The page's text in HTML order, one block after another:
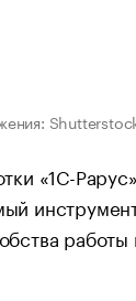
«1С-
работы